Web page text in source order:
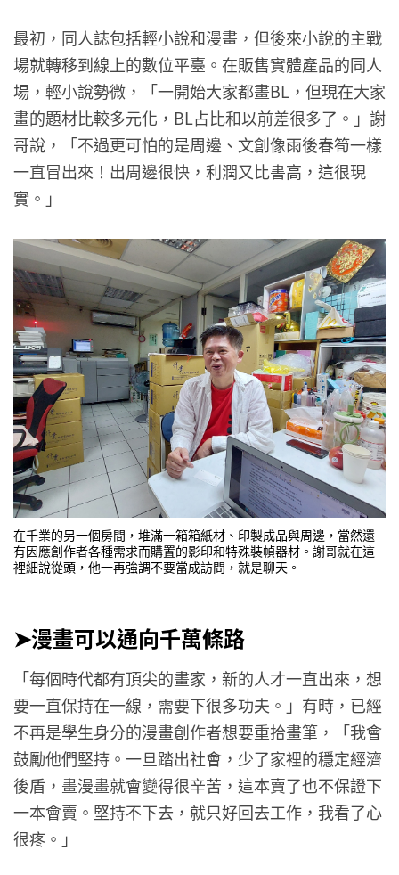
最初，同人誌包括輕小說和漫畫，但後來小說的主戰
場就轉移到線上的數位平臺。在販售實體產品的同人
場，輕小說勢微，「一開始大家都畫BL，但現在大家
畫的題材比較多元化，BL占比和以前差很多了。」謝
哥說，「不過更可怕的是周邊、文創像雨後春筍一樣
一直冒出來！出周邊很快，利潤又比書高，這很現
實。」
在千業的另一個房間，堆滿一箱箱紙材、印製成品與周邊，當然還
有因應創作者各種需求而購置的影印和特殊裝幀器材。謝哥就在這
裡細說從頭，他一再強調不要當成訪問，就是聊天。
➤漫畫可以通向千萬條路
「每個時代都有頂尖的畫家，新的人才一直出來，想
要一直保持在一線，需要下很多功夫。」有時，已經
不再是學生身分的漫畫創作者想要重拾畫筆，「我會
鼓勵他們堅持。一旦踏出社會，少了家裡的穩定經濟
後盾，畫漫畫就會變得很辛苦，這本賣了也不保證下
一本會賣。堅持不下去，就只好回去工作，我看了心
很疼。」